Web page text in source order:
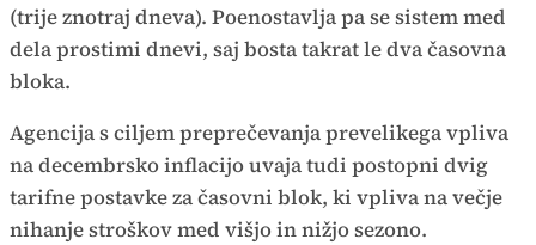
(trije znotraj dneva). Poenostavlja pa se sistem med
dela prostimi dnevi, saj bosta takrat le dva časovna
bloka.
Agencija s ciljem preprečevanja prevelikega vpliva
na decembrsko inflacijo uvaja tudi postopni dvig
tarifne postavke za časovni blok, ki vpliva na večje
nihanje stroškov med višjo in nižjo sezono.